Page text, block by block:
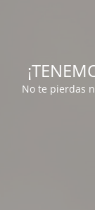
No te pierdas